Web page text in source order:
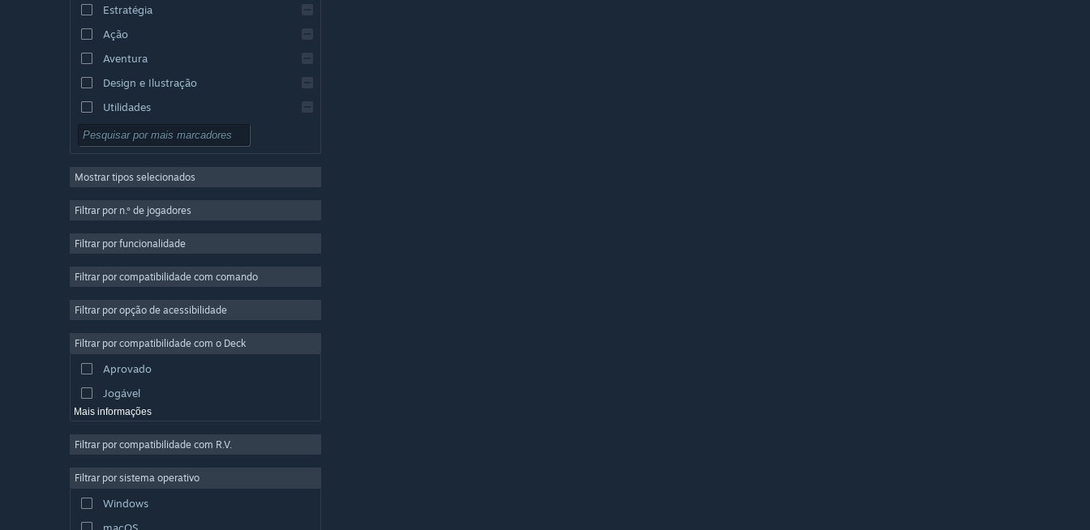
Estratégia
Ação
Aventura
Design e Ilustração
Utilidades
Grátis para Jogar
Multijogador em Massa
Casual
Simulação
Produção de Vídeo
Edição de Fotografias
Mostrar tipos selecionados
Filtrar por n.º de jogadores
Filtrar por funcionalidade
Filtrar por compatibilidade com comando
Filtrar por opção de acessibilidade
Filtrar por compatibilidade com o Deck
Aprovado
Jogável
Mais informações
Filtrar por compatibilidade com R.V.
Filtrar por sistema operativo
Windows